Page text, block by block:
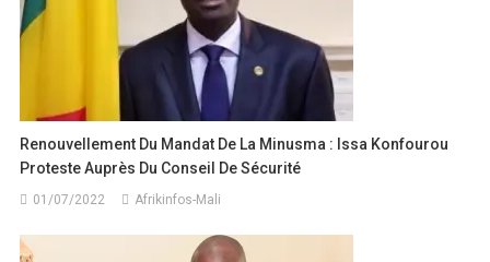
Renouvellement Du Mandat De La Minusma : Issa Konfourou
Proteste Auprès Du Conseil De Sécurité
01/07/2022 Afrikinfos-Mali